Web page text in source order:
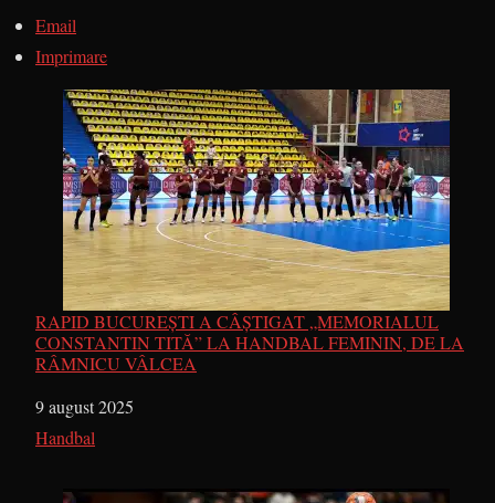
Email
Imprimare
RAPID BUCUREȘTI A CÂȘTIGAT „MEMORIALUL
CONSTANTIN TITĂ” LA HANDBAL FEMININ, DE LA
RÂMNICU VÂLCEA
Dată
9 august 2025
În legătură cu
Handbal